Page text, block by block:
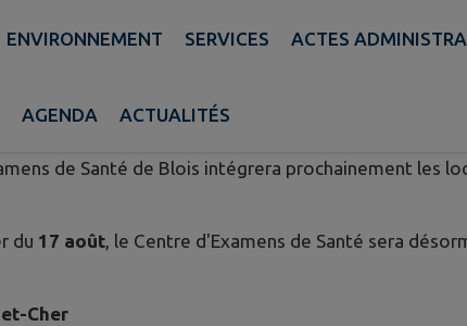
ENVIRONNEMENT SERVICES ACTES
AGENDA ACTUALITÉS
08 juillet 2026 - Cellettes
de Santé de Blois intégrera prochainement les
du 17 août, le Centre d'Examens de Santé sera
Cher